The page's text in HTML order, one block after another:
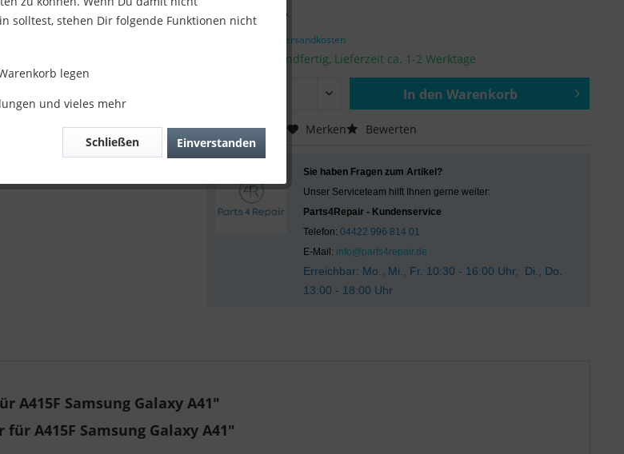
7,90 € *
zzgl. Versandkosten
Sofort versandfertig, Lieferzeit ca. 1-2 Werktage
In den Warenkorb
Vergleichen Merken Bewerten
Sie haben Fragen zum Artikel?
Unser Serviceteam hilft Ihnen gerne weiter:
Parts4Repair - Kundenservice
Telefon:04422 996 814 01
E-Mail: info@parts4repair.de
Erreichbar: Mo., Mi., Fr. 10:30 - 16:00 Uhr, Di., Do.
13:00 - 18:00 Uhr
Samsung Galaxy A41"
A415F Samsung Galaxy A41"
solltest, stehen Dir folgende Funktionen nicht
legen
und vieles mehr
Einverstanden
Schließen